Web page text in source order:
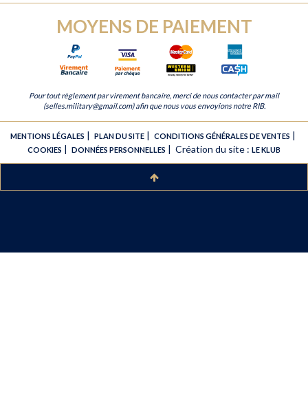
MOYENS DE PAIEMENT
Pour tout règlement par virement bancaire, merci de nous contacter par mail
(selles.military@gmail.com) afin que nous vous envoyions notre RIB.
MENTIONS LÉGALES | PLAN DU SITE | CONDITIONS GÉNÉRALES DE VENTES |
COOKIES | DONNÉES PERSONNELLES | Création du site : LE KLUB